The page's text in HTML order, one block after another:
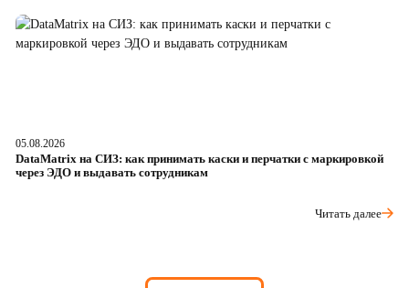
05.08.2026
DataMatrix на СИЗ: как принимать каски и перчатки с маркировкой
через ЭДО и выдавать сотрудникам
Читать далее